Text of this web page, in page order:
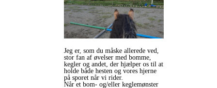
Jeg er, som du måske allerede ved,
stor fan af øvelser med bomme,
kegler og andet, der hjælper os til at
holde både hesten og vores hjerne
på sporet når vi rider.
Når et bom- og/eller keglemønster